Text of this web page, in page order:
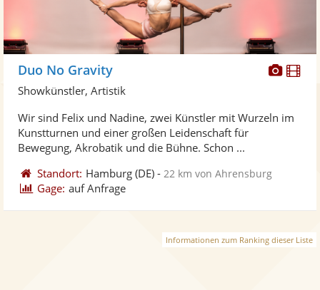
Fotos
Duo No Gravity
Showkünstler, Artistik
Wir sind Felix und Nadine, zwei Künstler mit Wurzeln im
Kunstturnen und einer großen Leidenschaft für
Bewegung, Akrobatik und die Bühne. Schon ...
Standort: Hamburg (DE) - 22 km von Ahrensburg
Gage: auf Anfrage
Informationen zum Ranking dieser Liste